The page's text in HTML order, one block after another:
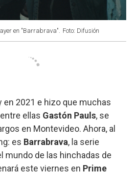
en "Barrabrava". Foto: Difusión
en 2021 e hizo que muchas
ellas Gastón Pauls, se
en Montevideo. Ahora, al
es Barrabrava, la serie
mundo de las hinchadas de
este viernes en Prime